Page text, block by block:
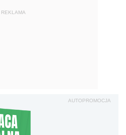
REKLAMA
AUTOPROMOCJA